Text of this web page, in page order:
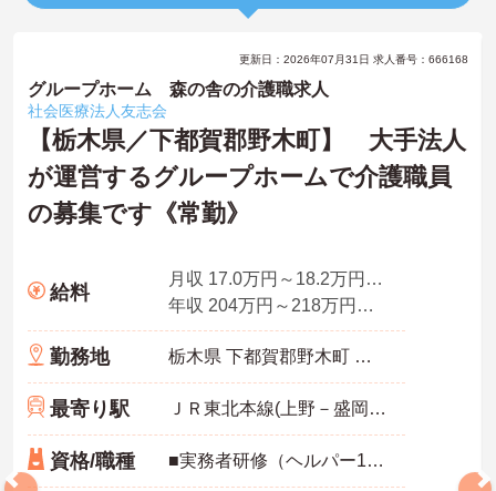
更新日：2026年07月31日 求人番号：666168
グループホーム 森の舎の介護職求人
社会医療法人友志会
【栃木県／下都賀郡野木町】 大手法人
が運営するグループホームで介護職員
の募集です《常勤》
給料
月収 17.0万円～18.2万円程度(諸手当込み)
年収 204万円～218万円程度(諸手当込み)別途、賞与支給
勤務地 栃木県 下都賀郡野木町 南赤塚1218-8
最寄り駅 ＪＲ東北本線(上野－盛岡)「野木駅」バス・車6分
資格/職種 ■実務者研修（ヘルパー1級）、初任者研修（ヘルパー2級）のいずれかあれば尚可